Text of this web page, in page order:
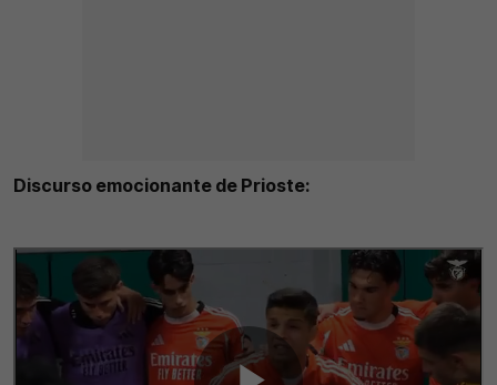
Discurso emocionante de Prioste: